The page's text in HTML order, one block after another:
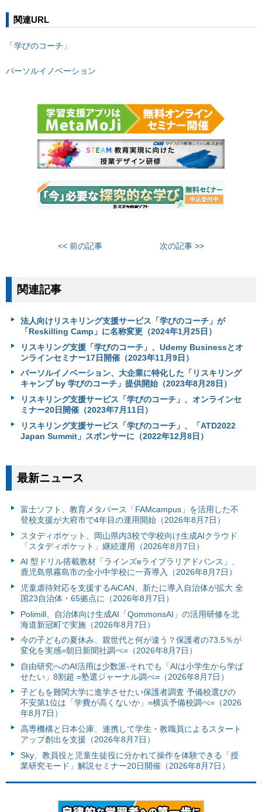
関連URL
「学びのコーチ」
パーソルイノベーション
<< 前の記事 次の記事 >>
関連記事
法人向けリスキリング支援サービス「学びのコーチ」が
「Reskilling Camp」に名称変更（2024年1月25日）
リスキリング支援「学びのコーチ」、Udemy Businessとオ
ンラインセミナー17日開催（2023年11月9日）
パーソルイノベーション、大企業に特化した「リスキリング
キャンプ by 学びのコーチ」提供開始（2023年8月28日）
リスキリング支援サービス「学びのコーチ」、オンラインセ
ミナー20日開催（2023年7月11日）
リスキリング支援サービス「学びのコーチ」、「ATD2022
Japan Summit」スポンサーに（2022年12月8日）
最新ニュース
富⼠ソフト、教育メタバース「FAMcampus」を活用した不
登校支援が大府市で4年目の運用開始（2026年8月7日）
スタディポケット、岡山県内3校で学校向け生成AIクラウド
「スタディポケット」継続運用（2026年8月7日）
AI 型ドリル搭載教材「ラインズeライブラリアドバンス」、
鹿児島県霧島市の全小中学校に一斉導入（2026年8月7日）
児童虐待対応を支援するAiCAN、新たに導入自治体が拡大 全
国23自治体・65拠点に（2026年8月7日）
Polimill、自治体向け生成AI「QommonsAI」の活用研修を北
海道新冠町で実施（2026年8月7日）
今の子どもの夏休み、親世代と何が違う？保護者の73.5％が
変化を実感=朝日新聞社調べ=（2026年8月7日）
自由研究へのAI活用は少数派-それでも「AIは小学生から学ば
せたい」8割超 =塾選ジャーナル調べ=（2026年8月7日）
子どもを難関大学に進学させたい保護者調査 予備校選びの
不安第1位は「学費が高くないか」=横浜予備校調べ=（2026
年8月7日）
高専機構と日本公庫、連携して学生・教職員によるスタート
アップ創出を支援（2026年8月7日）
Sky、教員役と児童生徒役に分かれて操作を体験できる「授
業研究モード」解説セミナー20日開催（2026年8月7日）